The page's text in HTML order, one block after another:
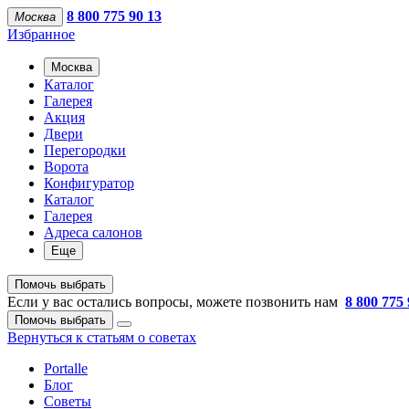
Москва
8 800 775 90 13
Избранное
Москва
Каталог
Галерея
Акция
Двери
Перегородки
Ворота
Конфигуратор
Каталог
Галерея
Адреса салонов
Еще
Помочь выбрать
Если у вас остались вопросы, можете позвонить нам 8 800 775
Помочь выбрать
Вернуться к статьям о советах
Portalle
Блог
Советы